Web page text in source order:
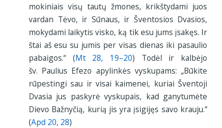
mokiniais visų tautų žmones, krikštydami juos
vardan Tėvo, ir Sūnaus, ir Šventosios Dvasios,
mokydami laikytis visko, ką tik esu jums įsakęs. Ir
štai aš esu su jumis per visas dienas iki pasaulio
pabaigos.“ (Mt 28, 19–20) Todėl ir kalbėjo
šv. Paulius Efezo apylinkės vyskupams: „Būkite
rūpestingi sau ir visai kaimenei, kuriai Šventoji
Dvasia jus paskyrė vyskupais, kad ganytumėte
Dievo Bažnyčią, kurią jis yra įsigijęs savo krauju.“
(Apd 20, 28)